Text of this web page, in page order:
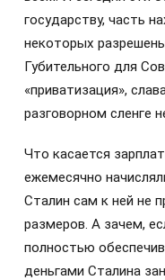
государству, часть
некоторых
Губительного для
«приватизация»,
разговорном сленге
Что касается
ежемесячно
Сталин сам к ней не
размеров. А зачем,
полностью
деньгами Сталина